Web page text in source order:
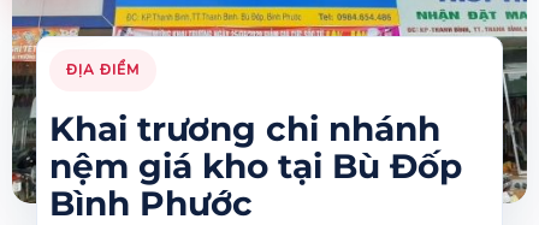
ĐỊA ĐIỂM
Khai trương chi nhánh
nệm giá kho tại Bù Đốp
Bình Phước